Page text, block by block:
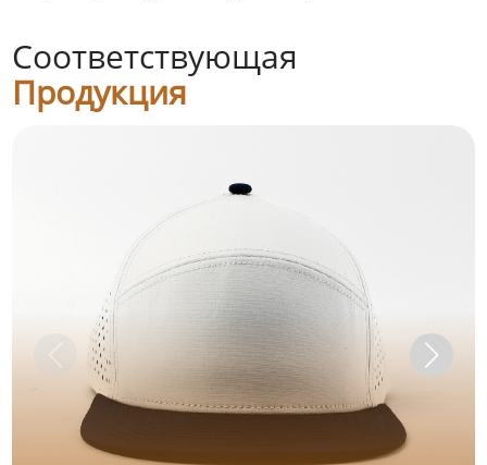
Соответствующая
Продукция